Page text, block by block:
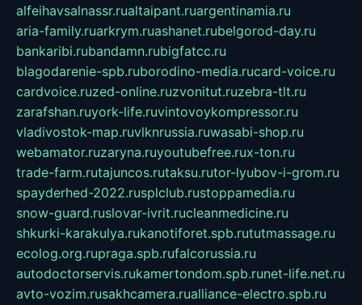
alfeihavsalnassr.rualtaipant.ruargentinamia.ru
aria-family.ruarkrym.ruashanet.rubelgorod-day.ru
bankaribi.rubandamn.rubigfatcc.ru
blagodarenie-spb.ruborodino-media.rucard-voice.ru
cardvoice.ruzed-online.ruzvonitut.ruzebra-tlt.ru
zarafshan.ruyork-life.ruvintovoykompressor.ru
vladivostok-map.ruvlknrussia.ruwasabi-shop.ru
webamator.ruzaryna.ruyoutubefree.rux-ton.ru
trade-farm.rutajuncos.rutaksu.rutor-lyubov-i-grom.ru
spayderhed-2022.rusplclub.rustoppamedia.ru
snow-guard.ruslovar-ivrit.rucleanmedicine.ru
shkurki-karakulya.rukanotiforet.spb.rututmassage.ru
ecolog.org.rupraga.spb.rufalcorussia.ru
autodoctorservis.rukamertondom.spb.runet-life.net.ru
avto-vozim.rusakhcamera.rualliance-electro.spb.ru